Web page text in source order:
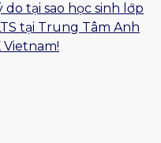
do tại sao học sinh lớp
tại Trung Tâm Anh